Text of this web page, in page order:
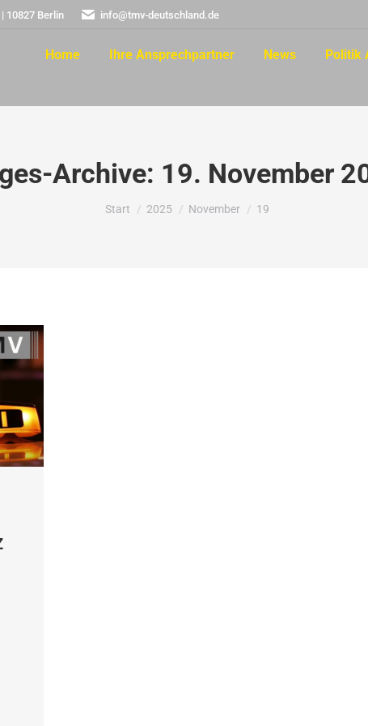
10827 Berlin info@tmv-deutschland.de
Home Ihre Ansprechpartner News Politik
Archive: 19. November
Sie befinden sich hier:
Start 2025 November 19